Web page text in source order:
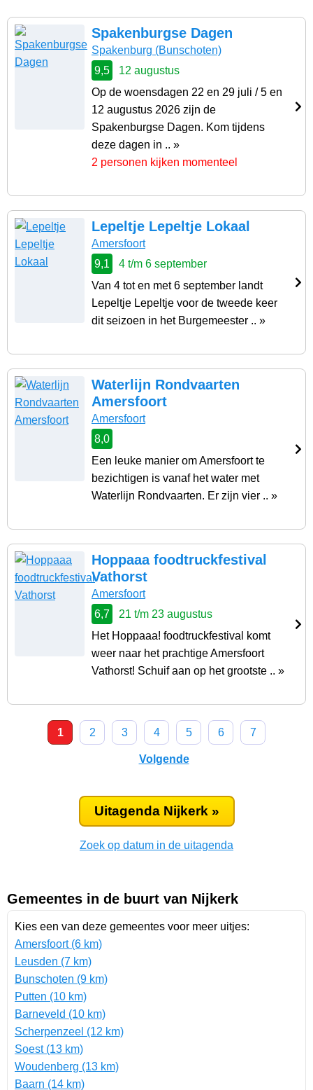
Spakenburgse Dagen
Spakenburg (Bunschoten)
9,5
12 augustus
Op de woensdagen 22 en 29 juli / 5 en
12 augustus 2026 zijn de
Spakenburgse Dagen. Kom tijdens
deze dagen in .. »
2 personen kijken momenteel
Lepeltje Lepeltje Lokaal
Amersfoort
9,1
4 t/m 6 september
Van 4 tot en met 6 september landt
Lepeltje Lepeltje voor de tweede keer
dit seizoen in het Burgemeester .. »
Waterlijn Rondvaarten
Amersfoort
Amersfoort
8,0
Een leuke manier om Amersfoort te
bezichtigen is vanaf het water met
Waterlijn Rondvaarten. Er zijn vier .. »
Hoppaaa foodtruckfestival
Vathorst
Amersfoort
6,7
21 t/m 23 augustus
Het Hoppaaa! foodtruckfestival komt
weer naar het prachtige Amersfoort
Vathorst! Schuif aan op het grootste .. »
1 2 3 4 5 6 7
Volgende
Uitagenda Nijkerk »
Zoek op datum in de uitagenda
Gemeentes in de buurt van Nijkerk
Kies een van deze gemeentes voor meer uitjes:
Amersfoort (6 km)
Leusden (7 km)
Bunschoten (9 km)
Putten (10 km)
Barneveld (10 km)
Scherpenzeel (12 km)
Soest (13 km)
Woudenberg (13 km)
Baarn (14 km)